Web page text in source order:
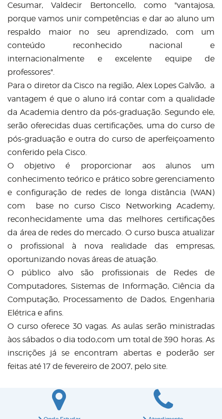
Cesumar, Valdecir Bertoncello, como "vantajosa,
porque vamos unir competências e dar ao aluno um
respaldo maior no seu aprendizado, com um
conteúdo reconhecido nacional e
internacionalmente e excelente equipe de
professores".
Para o diretor da Cisco na região, Alex Lopes Galvão, a
vantagem é que o aluno irá contar com a qualidade
da Academia dentro da pós-graduação. Segundo ele,
serão oferecidas duas certificações, uma do curso de
pós-graduação e outra do curso de aperfeiçoamento
conferido pela Cisco.
O objetivo é proporcionar aos alunos um
conhecimento teórico e prático sobre gerenciamento
e configuração de redes de longa distância (WAN)
com base no curso Cisco Networking Academy,
reconhecidamente uma das melhores certificações
da área de redes do mercado. O curso busca atualizar
o profissional à nova realidade das empresas,
oportunizando novas áreas de atuação.
O público alvo são profissionais de Redes de
Computadores, Sistemas de Informação, Ciência da
Computação, Processamento de Dados, Engenharia
Elétrica e afins.
O curso oferece 30 vagas. As aulas serão ministradas
àos sábados o dia todo,com um total de 390 horas. As
inscrições já se encontram abertas e poderão ser
feitas até 17 de fevereiro de 2007, pelo site.